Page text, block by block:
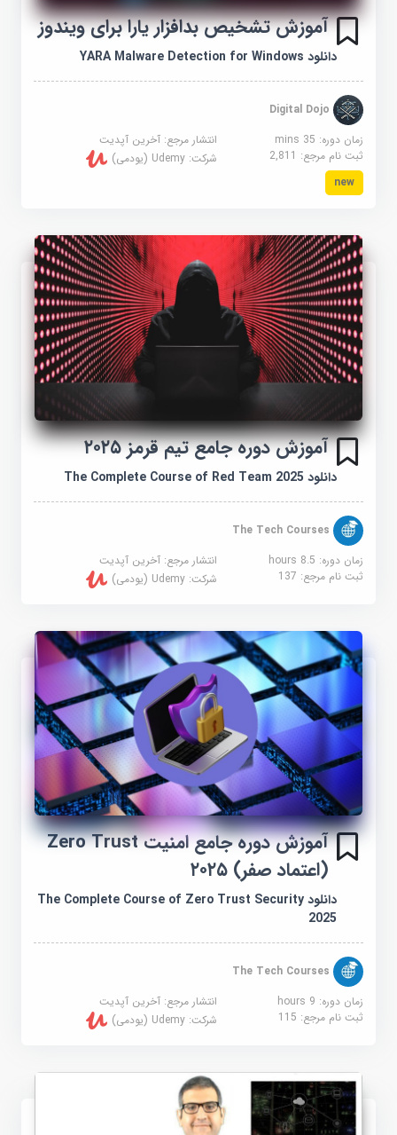
آموزش تشخیص بدافزار یارا برای ویندوز
دانلود YARA Malware Detection for Windows
Digital Dojo
زمان دوره: 35 mins
انتشار مرجع:آخرین آپدیت
ثبت نام مرجع:2,811 شرکت:Udemy (یودمی)
new
آموزش دوره جامع تیم قرمز ۲۰۲۵
دانلود The Complete Course of Red Team 2025
The Tech Courses
زمان دوره: 8.5 hours
انتشار مرجع:آخرین آپدیت
ثبت نام مرجع:137 شرکت:Udemy (یودمی)
آموزش دوره جامع امنیت Zero Trust
(اعتماد صفر) ۲۰۲۵
دانلود The Complete Course of Zero Trust Security
2025
The Tech Courses
زمان دوره: 9 hours
انتشار مرجع:آخرین آپدیت
ثبت نام مرجع:115 شرکت:Udemy (یودمی)